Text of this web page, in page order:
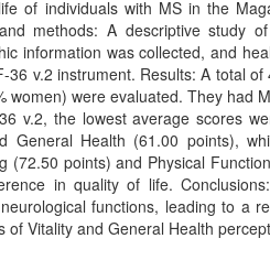
of individuals with MS in the
methods: A descriptive study
information was collected, and
36 v.2 instrument. Results: A total
women) were evaluated. They had
v.2, the lowest average scores
General Health (61.00 points),
(72.50 points) and Physical
in quality of life.
functions, leading to a
of Vitality and General Health